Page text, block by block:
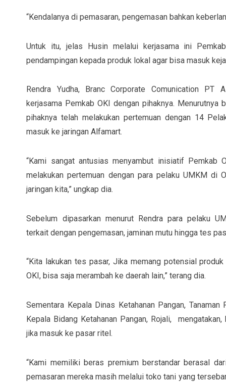
“Kendalanya di pemasaran, pengemasan bahkan
Untuk itu, jelas Husin melalui kerjasama ini
pendampingan kepada produk lokal agar bisa masuk
Rendra Yudha, Branc Corporate Comunication PT
kerjasama Pemkab OKI dengan pihaknya. Menurutnya
pihaknya telah melakukan pertemuan dengan 14
masuk ke jaringan Alfamart.
“Kami sangat antusias menyambut inisiatif Pemkab
melakukan pertemuan dengan para pelaku UMKM di
jaringan kita,” ungkap dia.
Sebelum dipasarkan menurut Rendra para pelaku
terkait dengan pengemasan, jaminan mutu hingga tes
“Kita lakukan tes pasar, Jika memang potensial
OKI, bisa saja merambah ke daerah lain,” terang dia.
Sementara Kepala Dinas Ketahanan Pangan,
Kepala Bidang Ketahanan Pangan, Rojali,
jika masuk ke pasar ritel.
“Kami memiliki beras premium berstandar berasal
pemasaran mereka masih melalui toko tani yang